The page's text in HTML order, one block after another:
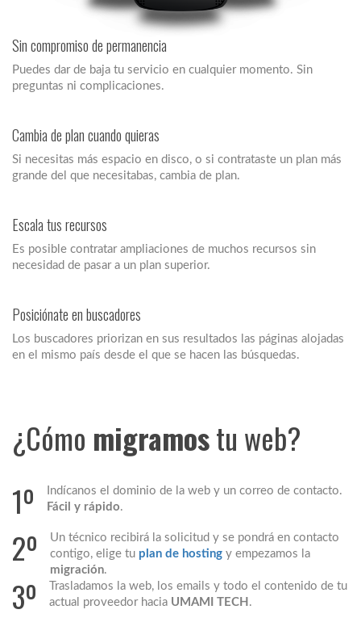
Sin compromiso de permanencia
Puedes dar de baja tu servicio en cualquier momento. Sin
preguntas ni complicaciones.
Cambia de plan cuando quieras
Si necesitas más espacio en disco, o si contrataste un plan más
grande del que necesitabas, cambia de plan.
Escala tus recursos
Es posible contratar ampliaciones de muchos recursos sin
necesidad de pasar a un plan superior.
Posiciónate en buscadores
Los buscadores priorizan en sus resultados las páginas alojadas
en el mismo país desde el que se hacen las búsquedas.
¿Cómo migramostu web?
1º
Indícanos el dominio de la web y un correo de contacto.
Fácil y rápido.
2º
Un técnico recibirá la solicitud y se pondrá en contacto
contigo, elige tu plan de hosting y empezamos la
migración.
3º
Trasladamos la web, los emails y todo el contenido de tu
actual proveedor hacia UMAMI TECH .